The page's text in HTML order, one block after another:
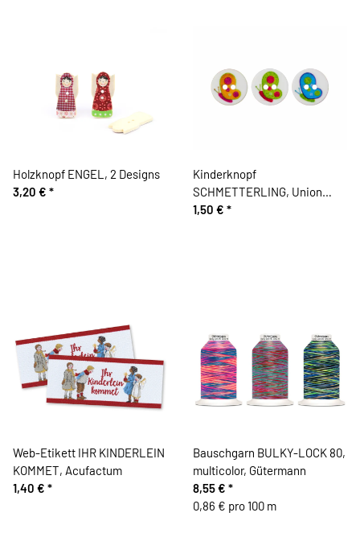
Holzknopf ENGEL, 2 Designs
3,20 € *
Kinderknopf
SCHMETTERLING, Union
Knopf
1,50 € *
Web-Etikett IHR KINDERLEIN
KOMMET, Acufactum
1,40 € *
Bauschgarn BULKY-LOCK 80,
multicolor, Gütermann
8,55 € *
0,86 € pro 100 m